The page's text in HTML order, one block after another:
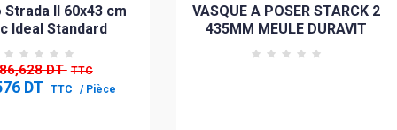
Strada II 60x43 cm
Ideal Standard
DT TTC
DT TTC / Pièce
VASQUE A POSER STARCK 2
435MM MEULE DURAVIT